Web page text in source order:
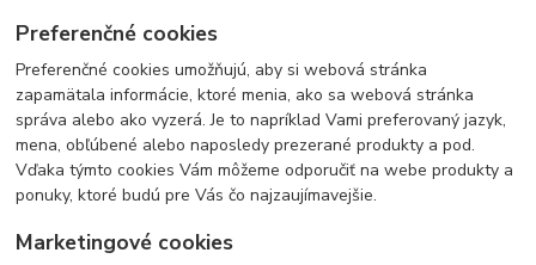
Preferenčné cookies
Preferenčné cookies umožňujú, aby si webová stránka
zapamätala informácie, ktoré menia, ako sa webová stránka
správa alebo ako vyzerá. Je to napríklad Vami preferovaný jazyk,
mena, obľúbené alebo naposledy prezerané produkty a pod.
Vďaka týmto cookies Vám môžeme odporučiť na webe produkty a
ponuky, ktoré budú pre Vás čo najzaujímavejšie.
Marketingové cookies